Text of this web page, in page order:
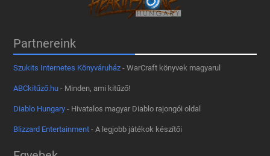
Partnereink
Szukits Internetes Könyváruház - WarCraft könyvek magyarul
ABCkitűző.hu - Minden, ami kitűző!
Diablo Hungary - Hivatalos magyar Diablo rajongói oldal
Blizzard Entertainment - A legjobb játékok készítői